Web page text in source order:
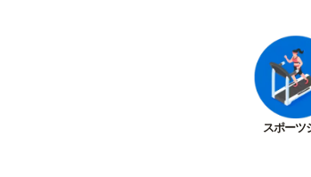
スポーツ